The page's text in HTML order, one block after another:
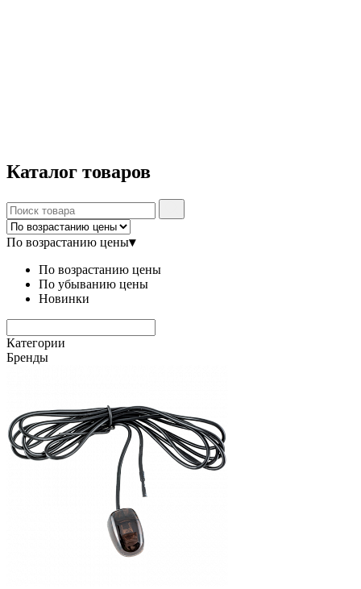
Каталог товаров
По возрастанию цены▾
По возрастанию цены
По убыванию цены
Новинки
Категории
Бренды